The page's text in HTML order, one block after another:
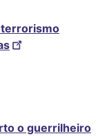
terrorismo
o guerrilheiro